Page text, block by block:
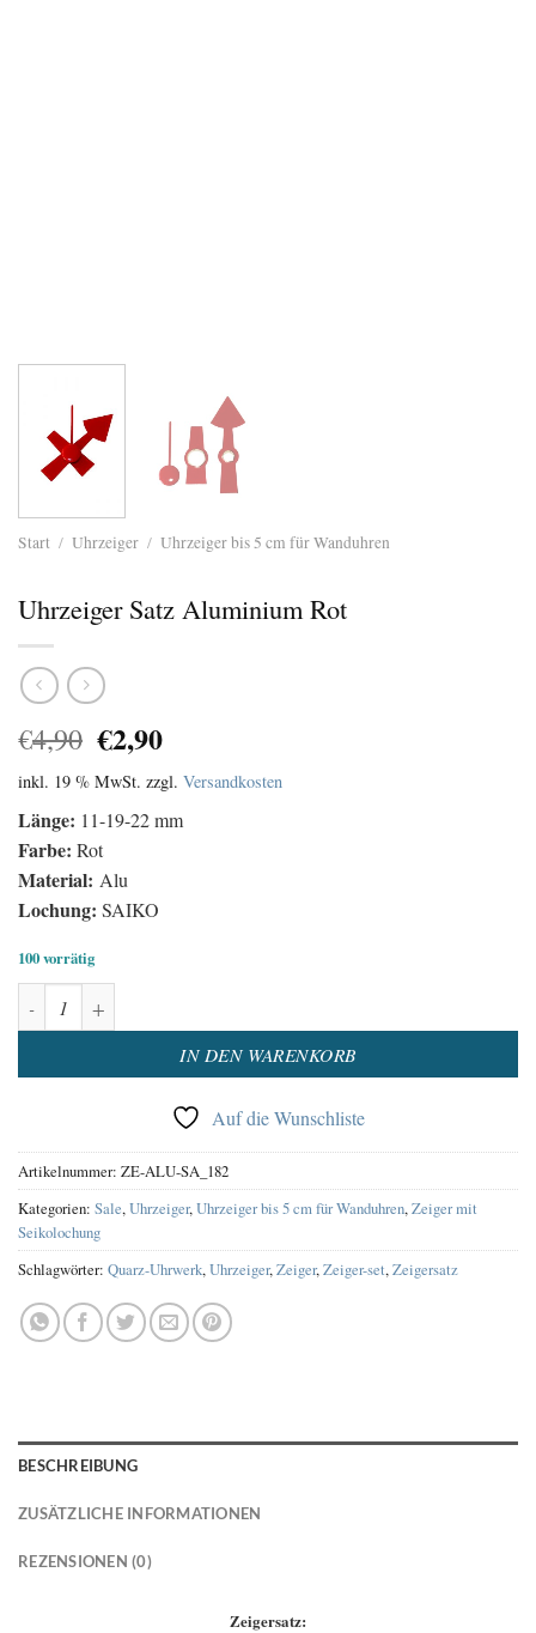
Start / Uhrzeiger / Uhrzeiger bis 5 cm für Wanduhren
Uhrzeiger Satz Aluminium Rot
€4,90 Ursprünglicher
Preis
war:
€4,90
€2,90Aktueller
Preis
ist:
€2,90.
inkl. 19 % MwSt. zzgl. Versandkosten
Länge: 11-19-22 mm
Farbe: Rot
Material: Alu
Lochung: SAIKO
100 vorrätig
IN DEN WARENKORB
Alternative:
Auf die Wunschliste
Artikelnummer: ZE-ALU-SA_182
Kategorien: Sale,Uhrzeiger,Uhrzeiger bis 5 cm für Wanduhren,Zeiger mit
Seikolochung
Schlagwörter: Quarz-Uhrwerk,Uhrzeiger,Zeiger,Zeiger-set,Zeigersatz
BESCHREIBUNG
ZUSÄTZLICHE INFORMATIONEN
REZENSIONEN (0)
Zeigersatz: